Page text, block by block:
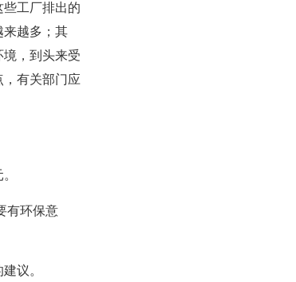
工厂排出的
来越多；其
，到头来受
有关部门应
有环保意
议。